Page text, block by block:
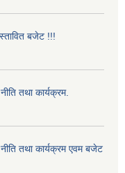
बजेट !!!
तथा कार्यक्रम.
तथा कार्यक्रम एवम बजेट